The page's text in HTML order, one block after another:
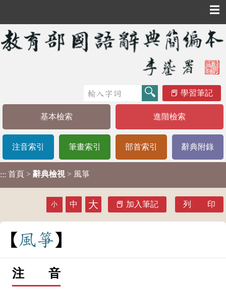
☰
學習筆記
基本檢索 進階檢索
注音索引 筆畫索引 部首索引 辭典附錄
::: 首頁 > 辭典檢視 > 風箏
小 中 大 加入筆記 列 印
風箏
注 音